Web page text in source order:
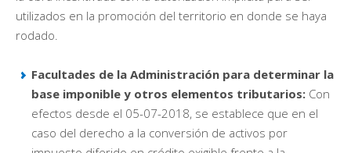
utilizados en la promoción del territorio en donde se haya
rodado.
Facultades de la Administración para determinar la
base imponible y otros elementos tributarios: Con
efectos desde el 05-07-2018, se establece que en el
caso del derecho a la conversión de activos por